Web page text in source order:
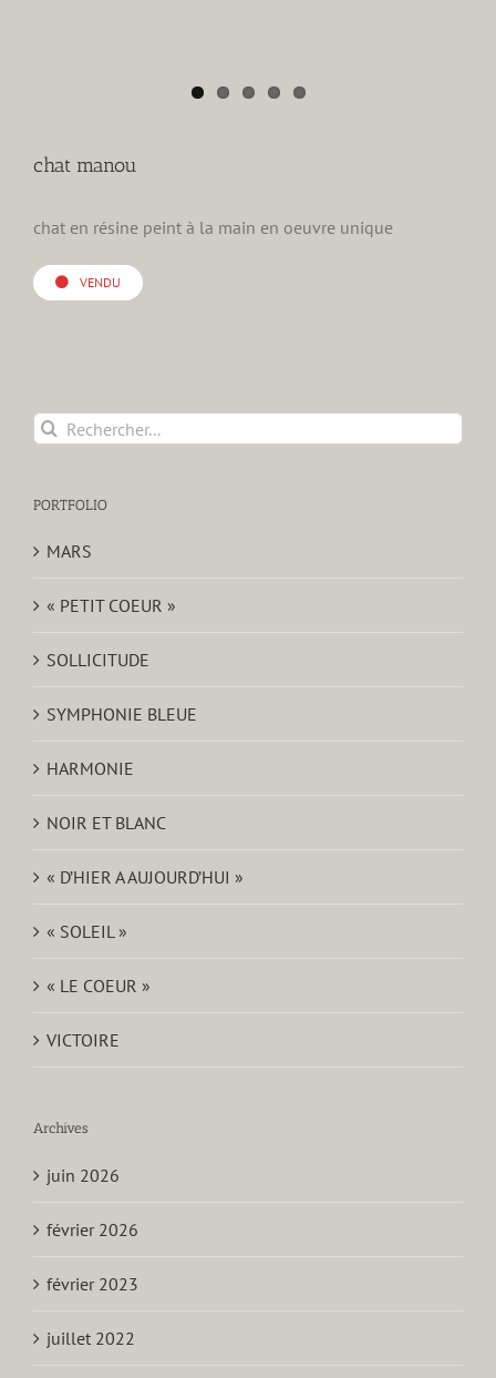
chat manou
chat en résine peint à la main en oeuvre unique
VENDU
Rechercher:
PORTFOLIO
MARS
« PETIT COEUR »
SOLLICITUDE
SYMPHONIE BLEUE
HARMONIE
NOIR ET BLANC
« D’HIER A AUJOURD’HUI »
« SOLEIL »
« LE COEUR »
VICTOIRE
Archives
juin 2026
février 2026
février 2023
juillet 2022